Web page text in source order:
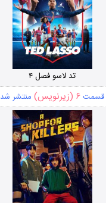
تد لاسو فصل ۴
قسمت ۶ (زیرنویس) منتشر شد